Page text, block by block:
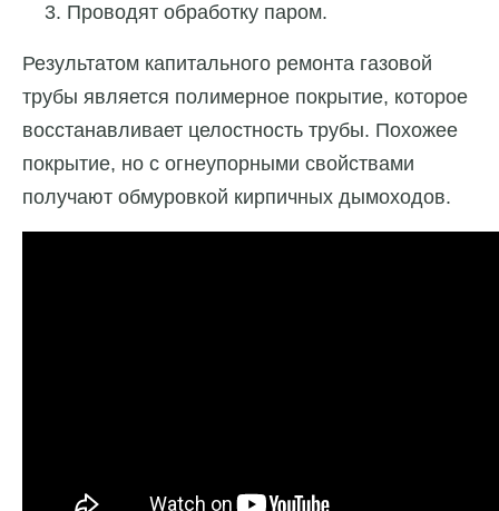
Проводят обработку паром.
Результатом капитального ремонта газовой
трубы является полимерное покрытие, которое
восстанавливает целостность трубы. Похожее
покрытие, но с огнеупорными свойствами
получают обмуровкой кирпичных дымоходов.